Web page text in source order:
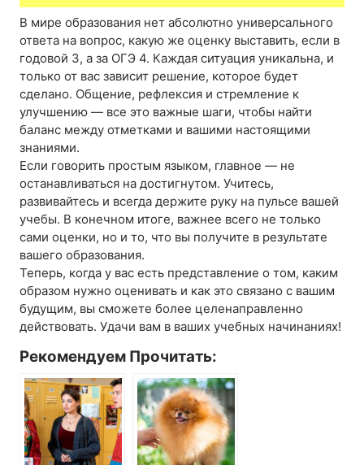
В мире образования нет абсолютно универсального
ответа на вопрос, какую же оценку выставить, если в
годовой 3, а за ОГЭ 4. Каждая ситуация уникальна, и
только от вас зависит решение, которое будет
сделано. Общение, рефлексия и стремление к
улучшению — все это важные шаги, чтобы найти
баланс между отметками и вашими настоящими
знаниями.
Если говорить простым языком, главное — не
останавливаться на достигнутом. Учитесь,
развивайтесь и всегда держите руку на пульсе вашей
учебы. В конечном итоге, важнее всего не только
сами оценки, но и то, что вы получите в результате
вашего образования.
Теперь, когда у вас есть представление о том, каким
образом нужно оценивать и как это связано с вашим
будущим, вы сможете более целенаправленно
действовать. Удачи вам в ваших учебных начинаниях!
Рекомендуем Прочитать: